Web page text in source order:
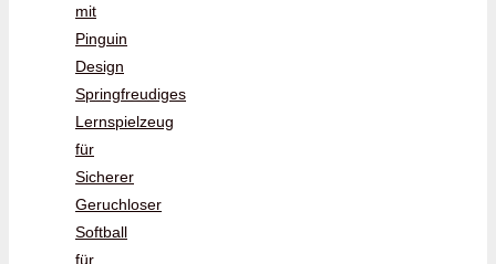
mit
Pinguin
Design
Springfreudiges
Lernspielzeug
für
Sicherer
Geruchloser
Softball
für